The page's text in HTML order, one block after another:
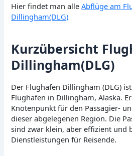
Hier findet man alleAbflüge am
Dillingham(DLG)
Kurzübersicht
Dillingham(DLG)
Der Flughafen Dillingham (DLG)
Flughafen in Dillingham, Alaska.
Knotenpunkt für den Passagier-
dieser abgelegenen Region. Die
sind zwar klein, aber effizient und
Dienstleistungen für Reisende.